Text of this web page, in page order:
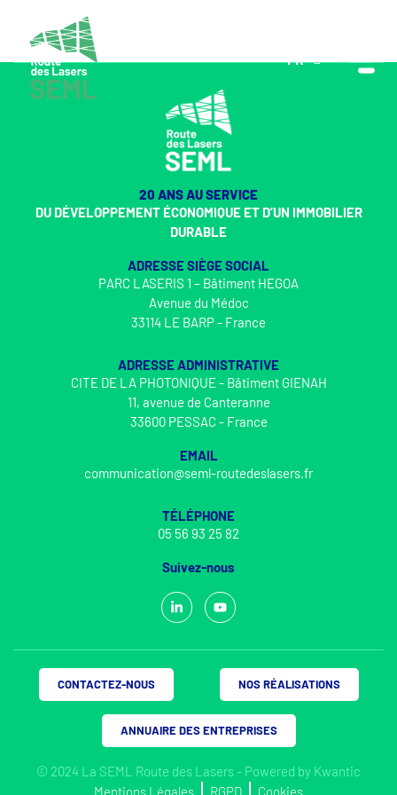
FR
EN
20 ANS AU SERVICE
DU DÉVELOPPEMENT ÉCONOMIQUE ET D’UN IMMOBILIER
DURABLE
ADRESSE SIÈGE SOCIAL
PARC LASERIS 1 – Bâtiment HEGOA
Avenue du Médoc
33114 LE BARP - France
ADRESSE ADMINISTRATIVE
CITE DE LA PHOTONIQUE - Bâtiment GIENAH
11, avenue de Canteranne
33600 PESSAC - France
EMAIL
communication@seml-routedeslasers.fr
TÉLÉPHONE
05 56 93 25 82
Suivez-nous
© 2024 La SEML Route des Lasers - Powered by Kwantic
Mentions Légales
RGPD Cookies
CONTACTEZ-NOUS NOS RÉALISATIONS
ANNUAIRE DES ENTREPRISES